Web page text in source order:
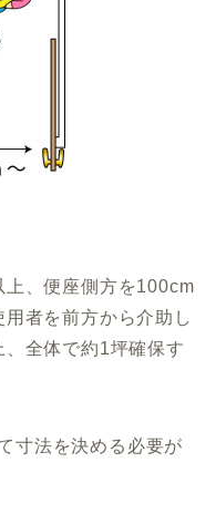
上、便座側方を100cm
者を前方から介助し
全体で約1坪確保す
寸法を決める必要が